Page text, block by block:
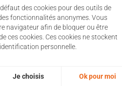
Famille Nature
des cookies pour des outils de
fonctionnalités anonymes. Vous
navigateur afin de bloquer ou être
ces cookies. Ces cookies ne stockent
personnelle.
Je choisis Ok pour moi